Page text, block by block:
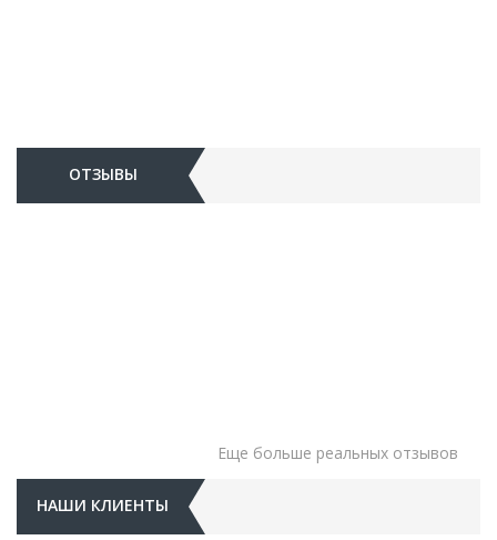
ОТЗЫВЫ
Еще больше реальных отзывов
НАШИ КЛИЕНТЫ